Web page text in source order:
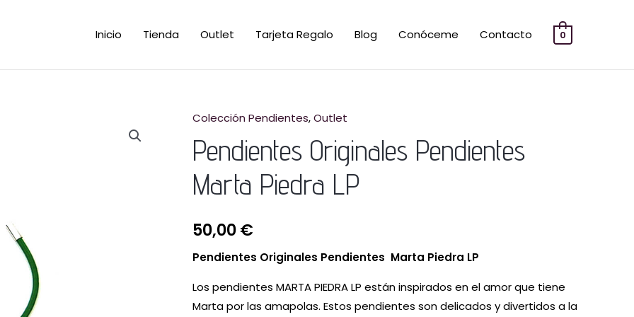
Inicio Tienda Outlet Tarjeta Regalo Blog Conóceme Contacto 0
Colección Pendientes,Outlet
Pendientes Originales Pendientes
Marta Piedra LP
50,00€
Pendientes Originales Pendientes Marta Piedra LP
Los pendientes MARTA PIEDRA LP están inspirados en el amor que tiene
Marta por las amapolas. Estos pendientes son delicados y divertidos a la